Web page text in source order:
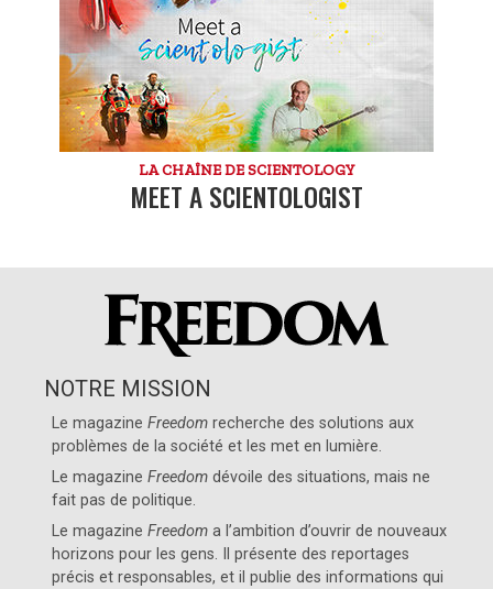
LA CHAÎNE DE SCIENTOLOGY
MEET A SCIENTOLOGIST
NOTRE MISSION
Le magazineFreedom recherche des solutions aux
problèmes de la société et les met en lumière.
Le magazineFreedom dévoile des situations, mais ne
fait pas de politique.
Le magazineFreedom a l’ambition d’ouvrir de nouveaux
horizons pour les gens. Il présente des reportages
précis et responsables, et il publie des informations qui